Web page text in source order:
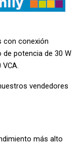
con conexión
potencia de 30 W
vendedores
más alto